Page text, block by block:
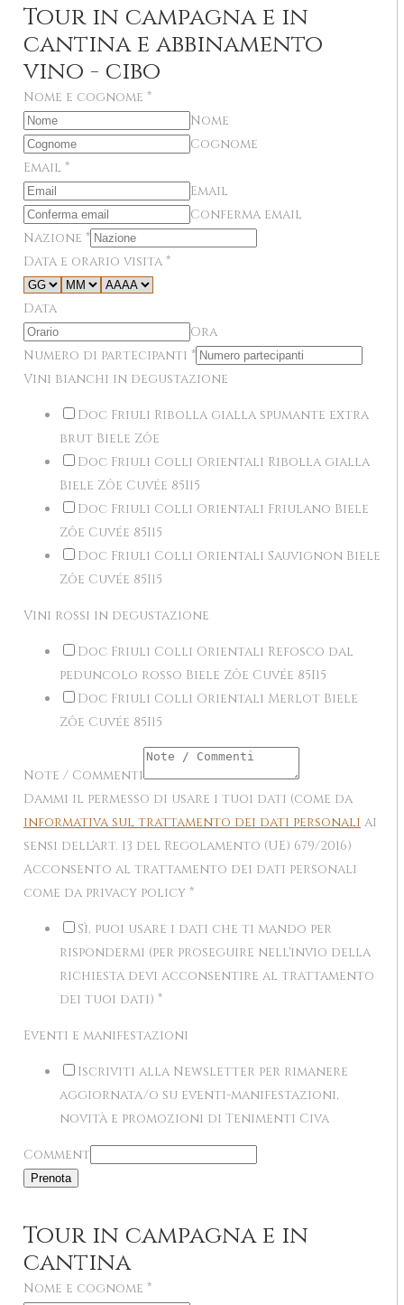
Tour in campagna e in
cantina e abbinamento
vino - cibo
Nome e cognome *
Nome
Cognome
Email *
Email
Conferma email
Nazione *
Data e orario visita *
Data
Ora
Numero di partecipanti *
Vini bianchi in degustazione
Doc Friuli Ribolla gialla spumante extra
brut Biele Zôe
Doc Friuli Colli Orientali Ribolla gialla
Biele Zôe Cuvée 85I15
Doc Friuli Colli Orientali Friulano Biele
Zôe Cuvée 85I15
Doc Friuli Colli Orientali Sauvignon Biele
Zôe Cuvée 85I15
Vini rossi in degustazione
Doc Friuli Colli Orientali Refosco dal
peduncolo rosso Biele Zôe Cuvée 85I15
Doc Friuli Colli Orientali Merlot Biele
Zôe Cuvée 85I15
Note / Commenti
Dammi il permesso di usare i tuoi dati (come da
informativa sul trattamento dei dati personali ai
sensi dell'art. 13 del Regolamento (UE) 679/2016)
Acconsento al trattamento dei dati personali
come da privacy policy *
Sì, puoi usare i dati che ti mando per
rispondermi (per proseguire nell'invio della
richiesta devi acconsentire al trattamento
dei tuoi dati) *
Eventi e manifestazioni
Iscriviti alla Newsletter per rimanere
aggiornata/o su eventi-manifestazioni,
novità e promozioni di Tenimenti Civa
Comment
Prenota
Tour in campagna e in
cantina
Nome e cognome *